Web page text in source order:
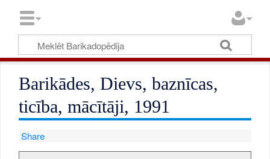
Barikādes, Dievs, baznīcas,
ticība, mācītāji, 1991
Share